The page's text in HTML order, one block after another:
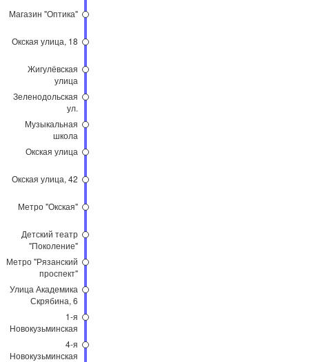
Магазин "Оптика"
Окская улица, 18
Жигулёвская
улица
Зеленодольская
ул.
Музыкальная
школа
Окская улица
Окская улица, 42
Метро "Окская"
Детский театр
"Поколение"
Метро "Рязанский
проспект"
Улица Академика
Скрябина, 6
1-я
Новокузьминская
улица4-я
Новокузьминская